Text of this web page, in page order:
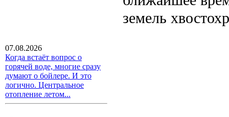
07.08.2026
Когда встаёт вопрос о
горячей воде, многие сразу
думают о бойлере. И это
логично. Центральное
отопление летом...
земель